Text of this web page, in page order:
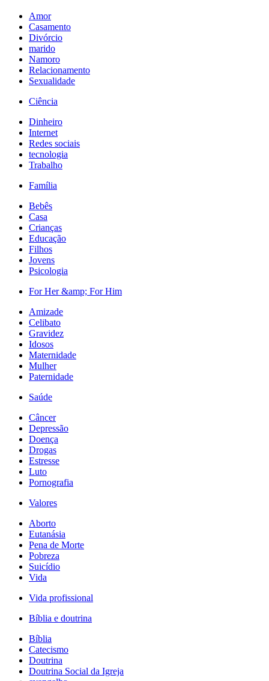
Amor
Casamento
Divórcio
marido
Namoro
Relacionamento
Sexualidade
Ciência
Dinheiro
Internet
Redes sociais
tecnologia
Trabalho
Família
Bebês
Casa
Crianças
Educação
Filhos
Jovens
Psicologia
For Her &amp; For Him
Amizade
Celibato
Gravidez
Idosos
Maternidade
Mulher
Paternidade
Saúde
Câncer
Depressão
Doença
Drogas
Estresse
Luto
Pornografia
Valores
Aborto
Eutanásia
Pena de Morte
Pobreza
Suicídio
Vida
Vida profissional
Bíblia e doutrina
Bíblia
Catecismo
Doutrina
Doutrina Social da Igreja